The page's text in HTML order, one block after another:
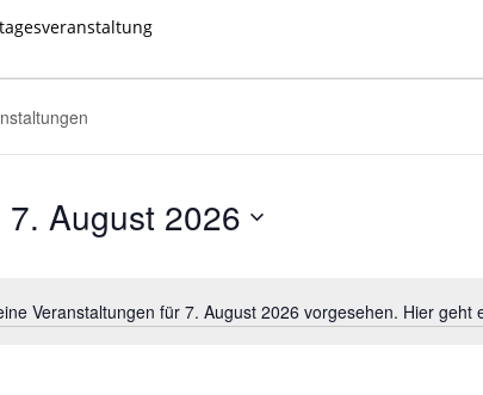
Veranstaltungen für 7. August 2026 vorgesehen. Hier geht
7. August 2026